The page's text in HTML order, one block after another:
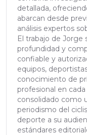
detallada,
abarcan desde
análisis expertos
El trabajo de Jorge
profundidad y
confiable y
equipos,
conocimiento de
profesional en
consolidado como
periodismo del
deporte a su
estándares